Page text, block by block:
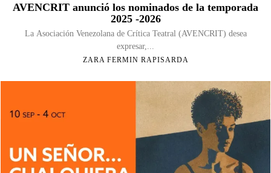
AVENCRIT anunció los nominados de la temporada
2025 -2026
La Asociación Venezolana de Crítica Teatral (AVENCRIT) desea
expresar,...
ZARA FERMIN RAPISARDA